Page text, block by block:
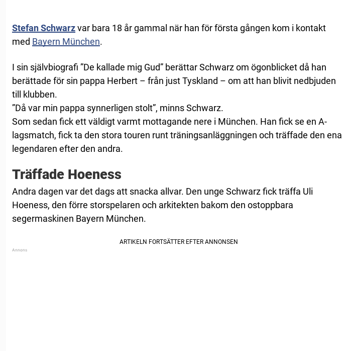
Stefan Schwarzvar bara 18 år gammal när han för första gången kom i kontakt
med Bayern München.
I sin självbiografi ”De kallade mig Gud” berättar Schwarz om ögonblicket då han
berättade för sin pappa Herbert – från just Tyskland – om att han blivit nedbjuden
till klubben.
”Då var min pappa synnerligen stolt”, minns Schwarz.
Som sedan fick ett väldigt varmt mottagande nere i München. Han fick se en A-
lagsmatch, fick ta den stora touren runt träningsanläggningen och träffade den ena
legendaren efter den andra.
Träffade Hoeness
Andra dagen var det dags att snacka allvar. Den unge Schwarz fick träffa Uli
Hoeness, den förre storspelaren och arkitekten bakom den ostoppbara
segermaskinen Bayern München.